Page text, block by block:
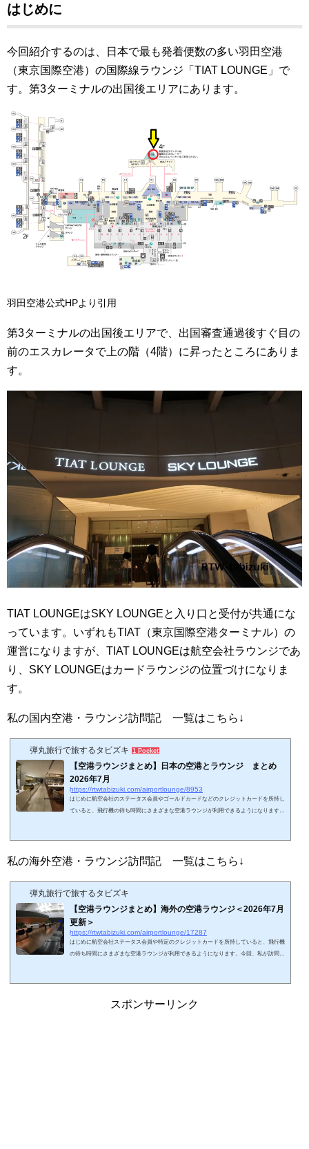
はじめに
今回紹介するのは、日本で最も発着便数の多い羽田空港
（東京国際空港）の国際線ラウンジ「TIAT LOUNGE」で
す。第3ターミナルの出国後エリアにあります。
羽田空港公式HPより引用
第3ターミナルの出国後エリアで、出国審査通過後すぐ目の
前のエスカレータで上の階（4階）に昇ったところにありま
す。
TIAT LOUNGEはSKY LOUNGEと入り口と受付が共通にな
っています。いずれもTIAT（東京国際空港ターミナル）の
運営になりますが、TIAT LOUNGEは航空会社ラウンジであ
り、SKY LOUNGEはカードラウンジの位置づけになりま
す。
私の国内空港・ラウンジ訪問記 一覧はこちら↓
弾丸旅行で旅するタビズキ 1 Pocket
【空港ラウンジまとめ】日本の空港とラウンジ まとめ
2026年7月
https://rtwtabizuki.com/airportlounge/8953
はじめに航空会社のステータス会員やゴールドカードなどのクレジットカードを所持し
ていると、飛行機の待ち時間にさまざまな空港ラウンジが利用できるようになります。
となります。略語 LM（light meal）:軽食 SH（shower）：シャワー設備海外ラウン
私の海外空港・ラウンジ訪問記 一覧はこちら↓
弾丸旅行で旅するタビズキ
【空港ラウンジまとめ】海外の空港ラウンジ＜2026年7月
更新＞
https://rtwtabizuki.com/airportlounge/17287
はじめに航空会社ステータス会員や特定のクレジットカードを所持していると、飛行機
の待ち時間にさまざまな空港ラウンジが利用できるようになります。今回、私が訪問し
ンジ訪問記 一覧はこちら↓スポンサーリンク (adsbygoogle = window.adsbygoogle || ).pu
スポンサーリンク